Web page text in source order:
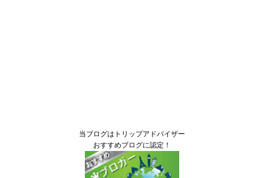
当ブログはトリップアドバイザー
おすすめブログに認定！